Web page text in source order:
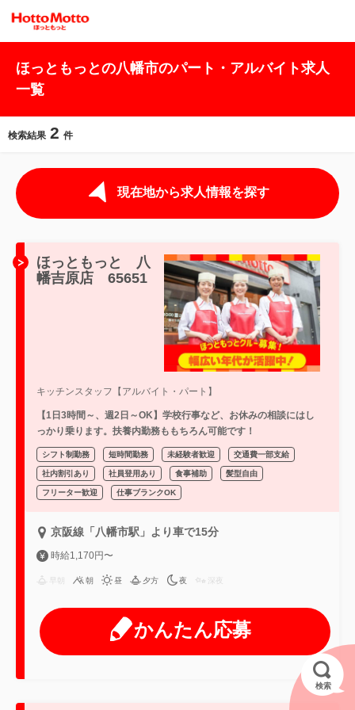
ほっともっとの八幡市のパート・アルバイト求人
一覧
検索結果 2 件
現在地から求人情報を探す
ほっともっと 八
幡吉原店 65651
キッチンスタッフ【アルバイト・パート】
【1日3時間～、週2日～OK】学校行事など、お休みの相談にはし
っかり乗ります。扶養内勤務ももちろん可能です！
シフト制勤務 短時間勤務 未経験者歓迎 交通費一部支給
社内割引あり 社員登用あり 食事補助 髪型自由
フリーター歓迎 仕事ブランクOK
京阪線「八幡市駅」より車で15分
時給1,170円〜
朝 昼 夕方 夜 深夜
かんたん応募
検索